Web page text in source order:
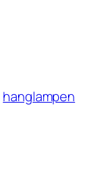
hanglampen